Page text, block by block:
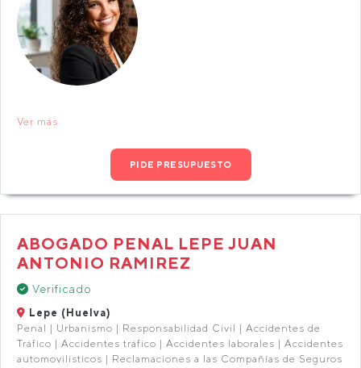
Ver más
PIDE PRESUPUESTO
ABOGADO PENAL LEPE JUAN
ANTONIO RAMIREZ
Verificado
Lepe (Huelva)
Penal | Urbanismo | Responsabilidad Civil | Accidentes de
Tráfico | Accidentes tráfico | Accidentes laborales | Accidentes
automovilísticos | Reclamaciones a las Compañías de Seguros